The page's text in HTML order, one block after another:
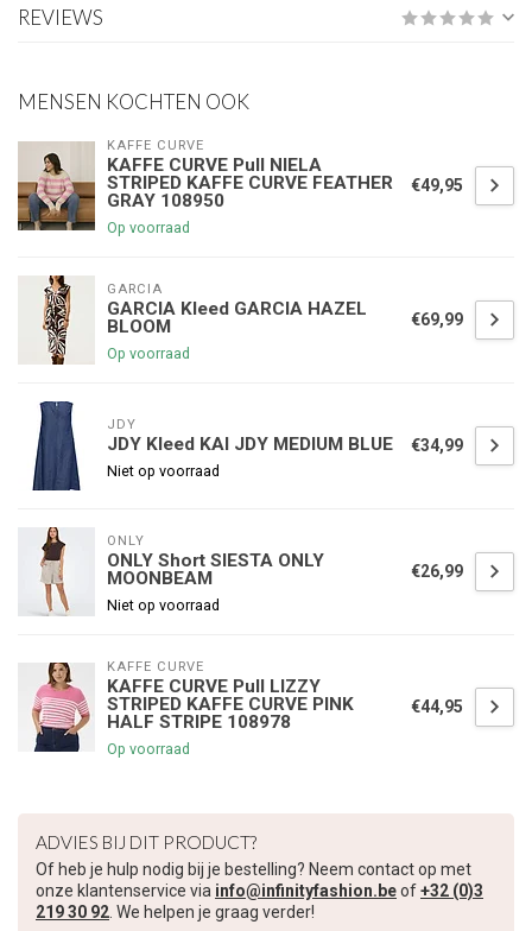
REVIEWS
MENSEN KOCHTEN OOK
KAFFE CURVE
KAFFE CURVE Pull NIELA
STRIPED KAFFE CURVE FEATHER
GRAY 108950
Op voorraad
€49,95
GARCIA
GARCIA Kleed GARCIA HAZEL
BLOOM
Op voorraad
€69,99
JDY
JDY Kleed KAI JDY MEDIUM BLUE
Niet op voorraad
€34,99
ONLY
ONLY Short SIESTA ONLY
MOONBEAM
Niet op voorraad
€26,99
KAFFE CURVE
KAFFE CURVE Pull LIZZY
STRIPED KAFFE CURVE PINK
HALF STRIPE 108978
Op voorraad
€44,95
ADVIES BIJ DIT PRODUCT?
Of heb je hulp nodig bij je bestelling? Neem contact op met
onze klantenservice via info@infinityfashion.beof+32 (0)3
219 30 92. We helpen je graag verder!
€5,00 korting op je volgende bestelling
volgende aankoop! 😀